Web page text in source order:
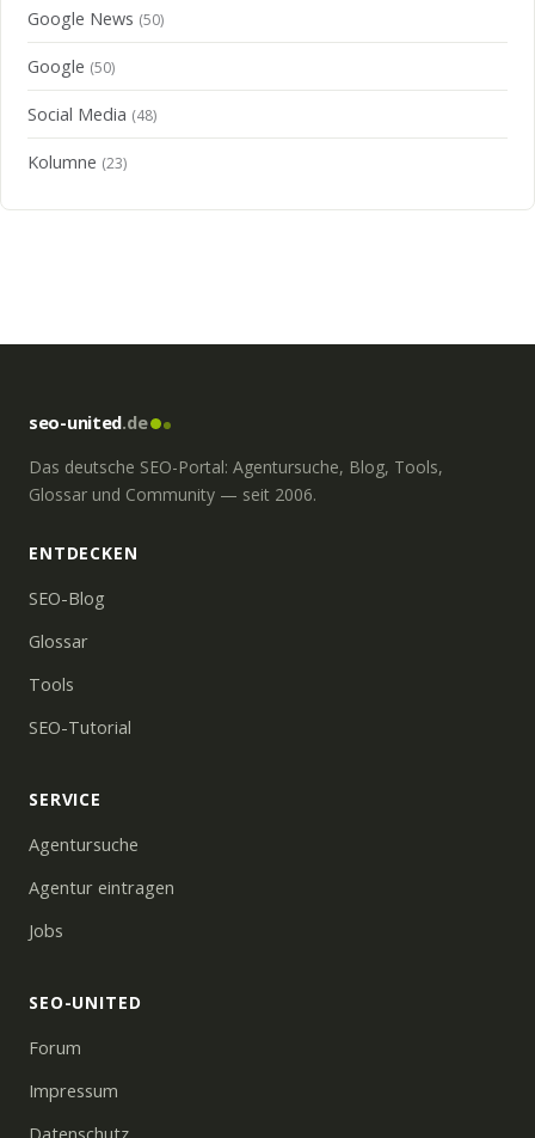
Google News (50)
Google (50)
Social Media (48)
Kolumne (23)
seo-united.de
Das deutsche SEO-Portal: Agentursuche, Blog, Tools,
Glossar und Community — seit 2006.
ENTDECKEN
SEO-Blog
Glossar
Tools
SEO-Tutorial
SERVICE
Agentursuche
Agentur eintragen
Jobs
SEO-UNITED
Forum
Impressum